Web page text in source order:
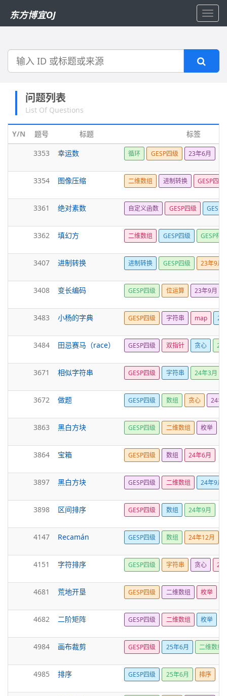
东方博宜OJ
搜
问题列表
List Of Questions
Y/N 题号 标题
标签
3353
幸运数 循环 GESP四级 23年6月
3354 图像压缩 二维数组 进制转换 GESP四级
3361 绝对素数 自定义函数 GESP四级 GESP
3362 填幻方 二维数组 GESP四级 GESP样
3407 进制转换 进制转换 GESP四级 23年9月
3408 变长编码 GESP四级 位运算 23年9月
3483 小杨的字典 GESP四级 字符串 map 23
3484 田忌赛马（race） GESP四级 双指针 贪心 23
3671 相似字符串 GESP四级 字符串 24年3月
3672 做题 GESP四级 数组 贪心 24年
3863 黑白方块 GESP四级 二维数组 枚举
3864 宝箱 GESP四级 数组 24年6月
3897 黑白方块 GESP四级 二维数组 24年9月
3898 区间排序 GESP四级 数组 24年9月
4147 Recamán GESP四级 数组 24年12月
4151 字符排序 GESP四级 字符串 贪心 24
4681 荒地开垦 GESP四级 二维数组 枚举
4682 二阶矩阵 GESP四级 二维数组 枚举
4984 画布裁剪 GESP四级 25年6月 二维数组
4985 排序 GESP四级 25年6月 排序